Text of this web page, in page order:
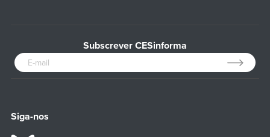
Subscrever CESinforma
Siga-nos